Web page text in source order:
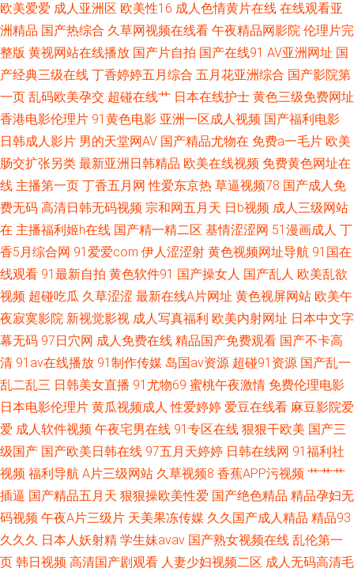
丝 久久丁香网 日韩卡一卡二卡三 影音先锋成人久 AV视颇 五月婷婷色导航
www五月天色 人妻色AV 91色情软件入口 老湿无码 香蕉视频app污 成人AV
久久丝袜足交91 97人人肏 黄色仓库网址 日韩精品色色网 91高清视频在线
国产女人3p 人妖VK 91社入口 国产成人在线免费 熟女福利资源库
欧美爱爱 成人亚洲区 欧美性16 成人色情黄片在线 在线观看亚
洲精品 国产热综合 久草网视频在线看 午夜精品网影院 伦理片完
整版 黄视网站在线播放 国产片自拍 国产在线91 AV亚洲网址 国
产经典三级在线 丁香婷婷五月综合 五月花亚洲综合 国产影院第
一页 乱码欧美孕交 超碰在线艹 日本在线护士 黄色三级免费网址
香港电影伦理片 91黄色电影 亚洲一区成人视频 国产福利电影
日韩成人影片 男的天堂网AV 国产精品尤物在 免费a一毛片 欧美
肠交扩张另类 最新亚洲日韩精品 欧美在线视频 免费黄色网址在
线 主播第一页 丁香五月网 性爱东京热 草逼视频78 国产成人免
费无码 高清日韩无码视频 宗和网五月天 日b视频 成人三级网站
在 主播福利姬h在线 国产精一精二区 基情涩涩网 51漫画成人 丁
香5月综合网 91爱爱com 伊人涩涩射 黄色视频网址导航 91国在
线观看 91最新自拍 黄色软件91 国产操女人 国产乱人 欧美乱欲
视频 超碰吃瓜 久草涩涩 最新在线A片网址 黄色视屏网站 欧美午
夜寂寞影院 新视觉影视 成人写真福利 欧美内射网址 日本中文字
幕无码 97日穴网 成人免费在线 精品国产免费观看 国产不卡高
清 91av在线播放 91制作传媒 岛国av资源 超碰91资源 国产乱一
乱二乱三 日韩美女直播 91尤物69 蜜桃午夜激情 免费伦理电影
日本电影伦理片 黄瓜视频成人 性爱婷婷 爱豆在线看 麻豆影院爱
爱 成人软件视频 午夜宅男在线 91专区在线 狠狠干欧美 国产三
级国产 国产欧美日韩在线 97五月天婷婷 日韩在线网 91福利社
视频 福利导航 A片三级网站 久草视频8 香蕉APP污视频 艹艹艹
插逼 国产精品五月天 狠狠操欧美性爱 国产绝色精品 精品孕妇无
码视频 午夜A片三级片 天美果冻传媒 久久国产成人精品 精品93
久久久 日本人妖射精 学生妹avav 国产熟女视频在线 乱伦第一
页 韩日视频 高清国产剧观看 人妻少妇视频二区 成人无码高清毛